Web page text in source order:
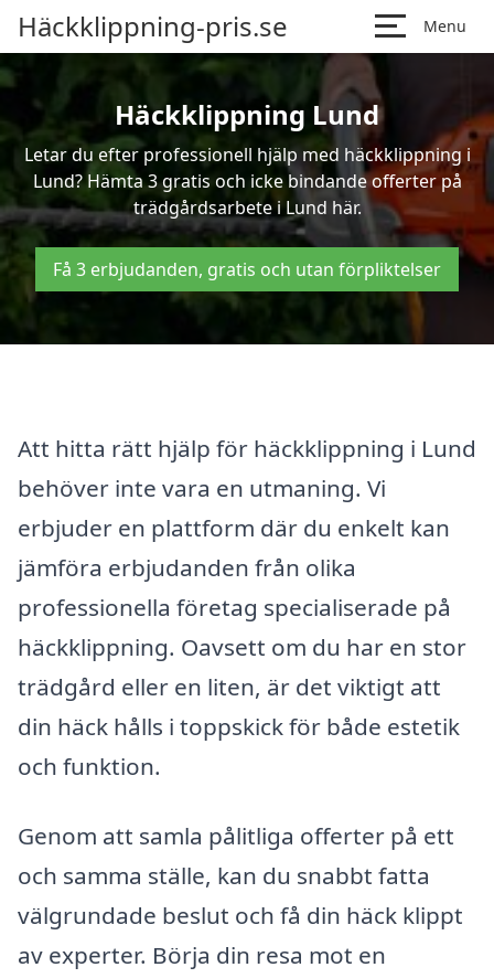
Häckklippning-pris.se Menu
Häckklippning Lund
Letar du efter professionell hjälp med häckklippning i
Lund? Hämta 3 gratis och icke bindande offerter på
trädgårdsarbete i Lund här.
Få 3 erbjudanden, gratis och utan förpliktelser
Att hitta rätt hjälp för häckklippning i Lund
behöver inte vara en utmaning. Vi
erbjuder en plattform där du enkelt kan
jämföra erbjudanden från olika
professionella företag specialiserade på
häckklippning. Oavsett om du har en stor
trädgård eller en liten, är det viktigt att
din häck hålls i toppskick för både estetik
och funktion.
Genom att samla pålitliga offerter på ett
och samma ställe, kan du snabbt fatta
välgrundade beslut och få din häck klippt
av experter. Börja din resa mot en